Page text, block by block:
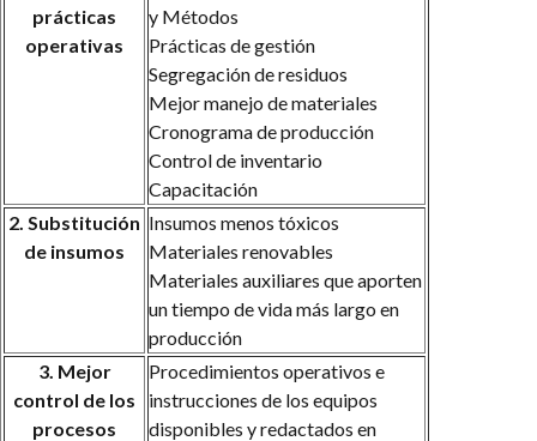
prácticas
operativas
y Métodos
Prácticas de gestión
Segregación de residuos
Mejor manejo de materiales
Cronograma de producción
Control de inventario
Capacitación
2. Substitución
de insumos
Insumos menos tóxicos
Materiales renovables
Materiales auxiliares que aporten
un tiempo de vida más largo en
producción
3. Mejor
control de los
procesos
Procedimientos operativos e
instrucciones de los equipos
disponibles y redactados en